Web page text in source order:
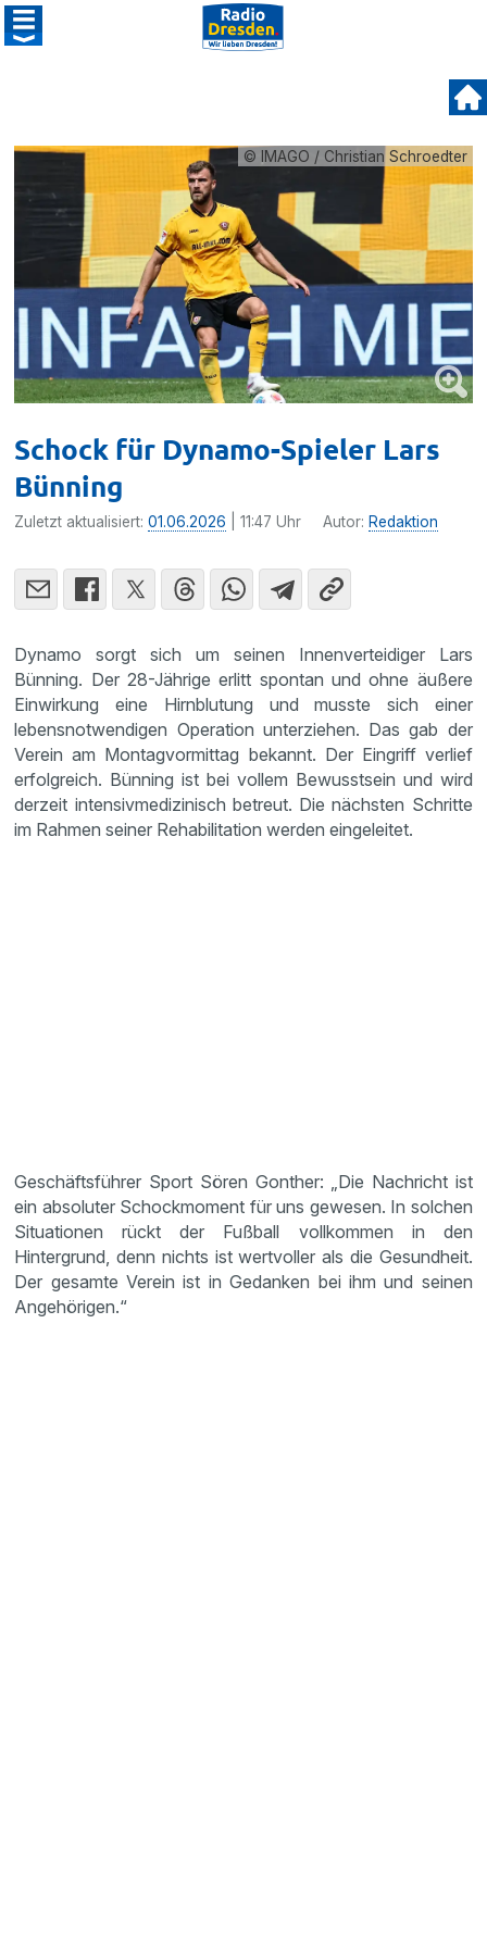
© IMAGO / Christian Schroedter
Schock für Dynamo-Spieler Lars
Bünning
Zuletzt aktualisiert:01.06.2026 | 11:47 Uhr Autor: Redaktion
Dynamo sorgt sich um seinen Innenverteidiger Lars
Bünning. Der 28-Jährige erlitt spontan und ohne äußere
Einwirkung eine Hirnblutung und musste sich einer
lebensnotwendigen Operation unterziehen. Das gab der
Verein am Montagvormittag bekannt. Der Eingriff verlief
erfolgreich. Bünning ist bei vollem Bewusstsein und wird
derzeit intensivmedizinisch betreut. Die nächsten Schritte
im Rahmen seiner Rehabilitation werden eingeleitet.
Geschäftsführer Sport Sören Gonther: „Die Nachricht ist
ein absoluter Schockmoment für uns gewesen. In solchen
Situationen rückt der Fußball vollkommen in den
Hintergrund, denn nichts ist wertvoller als die Gesundheit.
Der gesamte Verein ist in Gedanken bei ihm und seinen
Angehörigen.“